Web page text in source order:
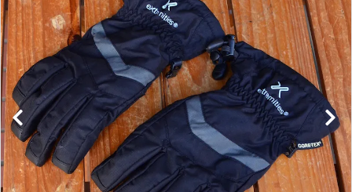
サイズで選ぶ
特集で選ぶ
価格で選ぶ
買取案内